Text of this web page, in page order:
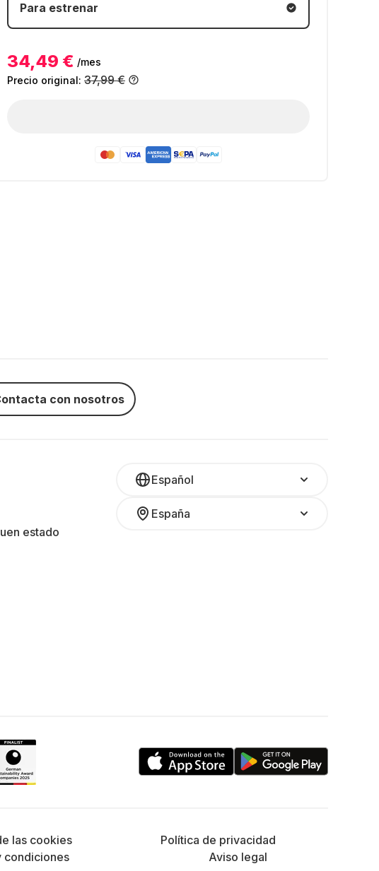
Para estrenar
34,49 € /mes
Precio original: 37,99 €
con nosotros
Español
España
estado
las cookies
Política de privacidad
condiciones
Aviso legal